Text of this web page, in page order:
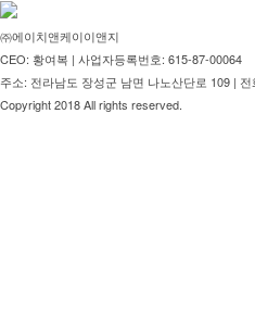
㈜에이치앤케이이앤지
CEO: 황여복 | 사업자등록번호: 615-87-00064
주소: 전라남도 장성군 남면 나노산단로 109 |
Copyright 2018 All rights reserved.